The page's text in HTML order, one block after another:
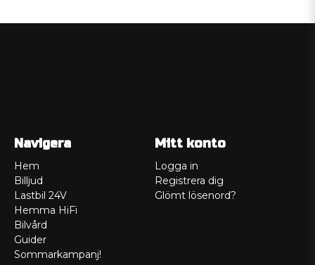
Navigera
Hem
Billjud
Lastbil 24V
Hemma HiFi
Bilvård
Guider
Sommarkampanj!
Mitt konto
Logga in
Registrera dig
Glömt lösenord?